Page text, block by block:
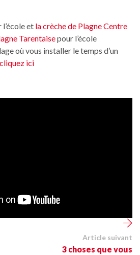
et la crèche de Plagne Centre
Tarentaisepour l’école
où vous installer le temps d’un
cliquez ici
Article suivant
3 choses que vous